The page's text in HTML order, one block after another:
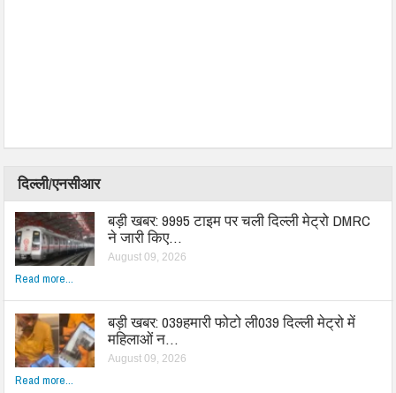
दिल्ली/एनसीआर
बड़ी खबर: 9995 टाइम पर चली दिल्ली मेट्रो DMRC
ने जारी किए…
August 09, 2026
Read more...
बड़ी खबर: 039हमारी फोटो ली039 दिल्ली मेट्रो में
महिलाओं न…
August 09, 2026
Read more...